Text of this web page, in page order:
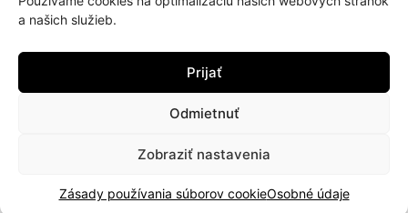
a našich služieb.
Prijať
Odmietnuť
Zobraziť nastavenia
Zásady používania súborov cookieOsobné údaje
Odstúpenie od zmluvy
Zásady používania súborov cookie (EÚ)
2021
hujik.sk
Ochrana osobných údajov
Cookies